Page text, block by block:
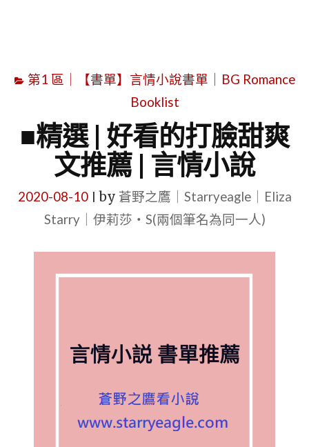
第1 區｜【書單】言情小說書單｜BG Romance
Booklist
■精選 | 好看的打臉甜爽
文推薦 | 言情小說
2020-08-10| by 蒼野之鷹｜Starryeagle｜Eliza
Starry｜伊莉莎・S(兩個筆名為同一人)